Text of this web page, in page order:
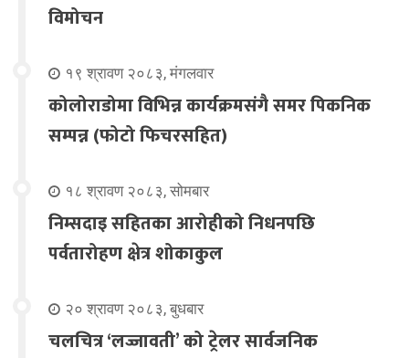
विमोचन
१९ श्रावण २०८३, मंगलवार
कोलोराडोमा विभिन्न कार्यक्रमसंगै समर पिकनिक
सम्पन्न (फोटो फिचरसहित)
१८ श्रावण २०८३, सोमबार
निम्सदाइ सहितका आरोहीको निधनपछि
पर्वतारोहण क्षेत्र शोकाकुल
२० श्रावण २०८३, बुधबार
चलचित्र ‘लज्जावती’ को ट्रेलर सार्वजनिक